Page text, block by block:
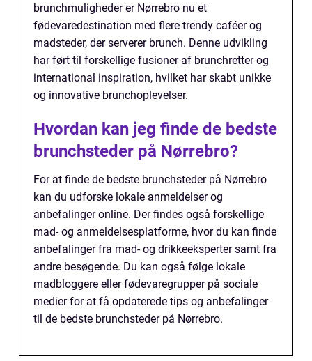
brunchmuligheder er Nørrebro nu et
fødevaredestination med flere trendy caféer og
madsteder, der serverer brunch. Denne udvikling
har ført til forskellige fusioner af brunchretter og
international inspiration, hvilket har skabt unikke
og innovative brunchoplevelser.
Hvordan kan jeg finde de bedste
brunchsteder på Nørrebro?
For at finde de bedste brunchsteder på Nørrebro
kan du udforske lokale anmeldelser og
anbefalinger online. Der findes også forskellige
mad- og anmeldelsesplatforme, hvor du kan finde
anbefalinger fra mad- og drikkeeksperter samt fra
andre besøgende. Du kan også følge lokale
madbloggere eller fødevaregrupper på sociale
medier for at få opdaterede tips og anbefalinger
til de bedste brunchsteder på Nørrebro.